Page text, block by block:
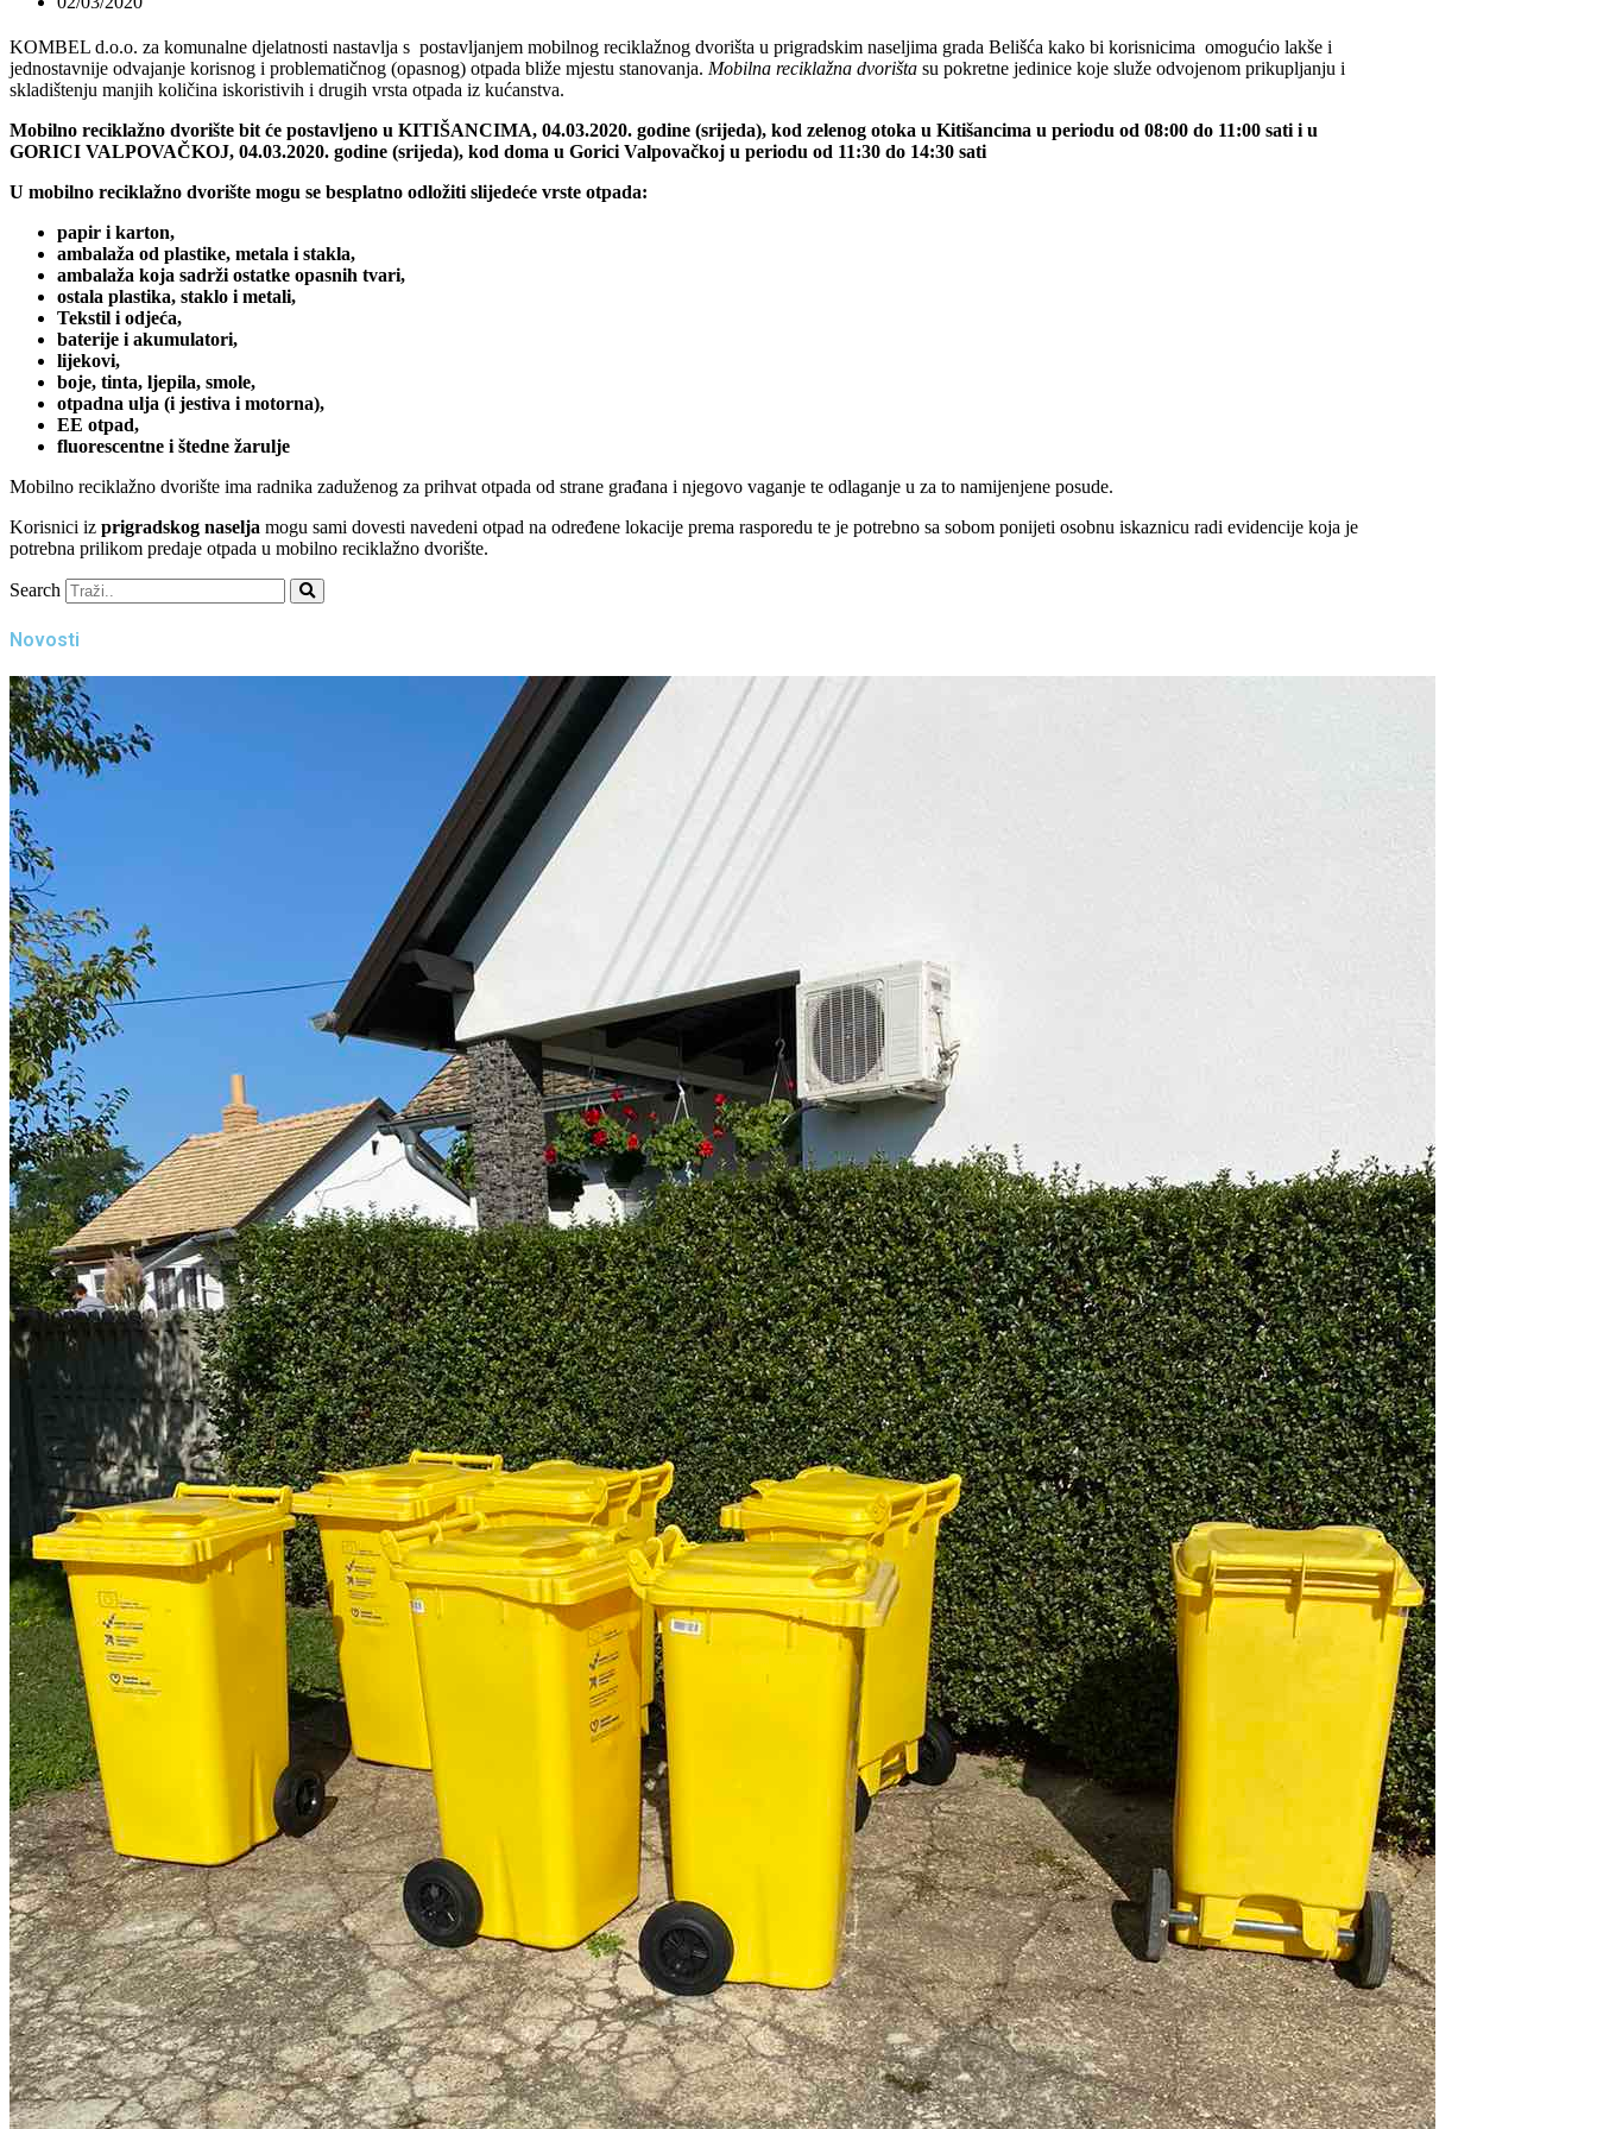
KOMBEL d.o.o. za komunalne djelatnosti nastavlja s postavljanjem mobilnog reciklažnog dvorišta u prigradskim naseljima grada Belišća kako bi korisnicima omogućio lakše i
jednostavnije odvajanje korisnog i problematičnog (opasnog) otpada bliže mjestu stanovanja. Mobilna reciklažna dvorišta su pokretne jedinice koje služe odvojenom prikupljanju i
skladištenju manjih količina iskoristivih i drugih vrsta otpada iz kućanstva.
Mobilno reciklažno dvorište bit će postavljeno u KITIŠANCIMA, 04.03.2020. godine (srijeda), kod zelenog otoka u Kitišancima u periodu od 08:00 do 11:00 sati i u
GORICI VALPOVAČKOJ, 04.03.2020. godine (srijeda), kod doma u Gorici Valpovačkoj u periodu od 11:30 do 14:30 sati
U mobilno reciklažno dvorište mogu se besplatno odložiti slijedeće vrste otpada:
papir i karton,
ambalaža od plastike, metala i stakla,
ambalaža koja sadrži ostatke opasnih tvari,
ostala plastika, staklo i metali,
Tekstil i odjeća,
baterije i akumulatori,
lijekovi,
boje, tinta, ljepila, smole,
otpadna ulja (i jestiva i motorna),
EE otpad,
fluorescentne i štedne žarulje
Mobilno reciklažno dvorište ima radnika zaduženog za prihvat otpada od strane građana i njegovo vaganje te odlaganje u za to namijenjene posude.
Korisnici iz prigradskog naselja mogu sami dovesti navedeni otpad na određene lokacije prema rasporedu te je potrebno sa sobom ponijeti osobnu iskaznicu radi evidencije koja je
potrebna prilikom predaje otpada u mobilno reciklažno dvorište.
Search
Novosti